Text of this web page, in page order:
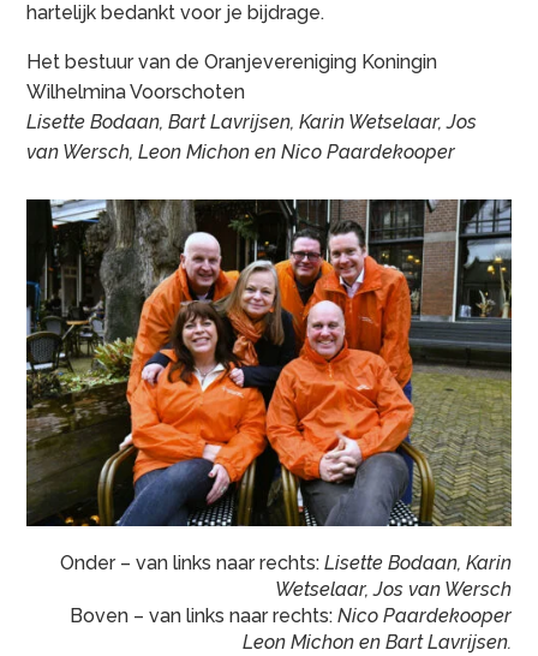
hartelijk bedankt voor je bijdrage.
Het bestuur van de Oranjevereniging Koningin
Wilhelmina Voorschoten
Lisette Bodaan, Bart Lavrijsen, Karin Wetselaar, Jos
van Wersch, Leon Michon en Nico Paardekooper
Onder – van links naar rechts: Lisette Bodaan, Karin
Wetselaar, Jos van Wersch
Boven – van links naar rechts:Nico Paardekooper
Leon Michon en Bart Lavrijsen.